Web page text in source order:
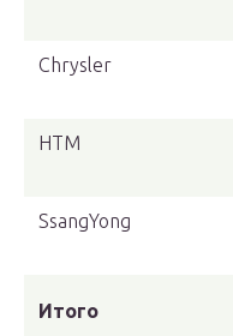
Chrysler
HTM
SsangYong
Итого